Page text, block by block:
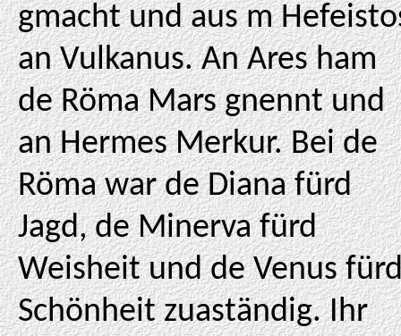
gmacht und aus m
an Vulkanus. An Ares ham
de Röma Mars gnennt und
an Hermes Merkur. Bei de
Röma war de Diana fürd
Jagd, de Minerva fürd
Weisheit und de Venus
Schönheit zuaständig. Ihr